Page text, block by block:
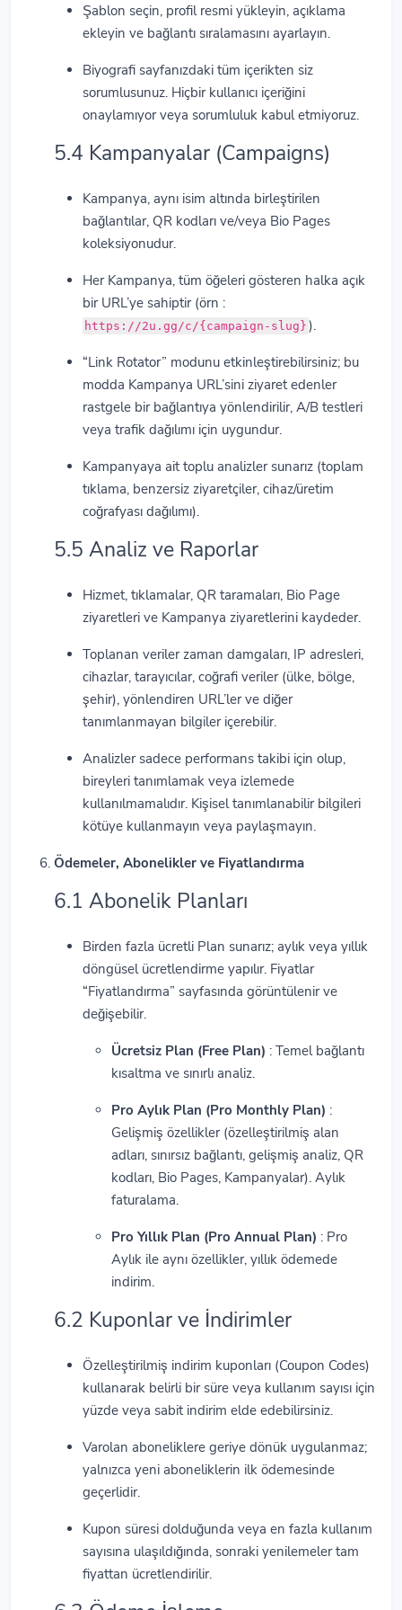
Şablon seçin, profil resmi yükleyin, açıklama
ekleyin ve bağlantı sıralamasını ayarlayın.
Biyografi sayfanızdaki tüm içerikten siz
sorumlusunuz. Hiçbir kullanıcı içeriğini
onaylamıyor veya sorumluluk kabul etmiyoruz.
5.4 Kampanyalar (Campaigns)
Kampanya, aynı isim altında birleştirilen
bağlantılar, QR kodları ve/veya Bio Pages
koleksiyonudur.
Her Kampanya, tüm öğeleri gösteren halka açık
bir URL’ye sahiptir (örn :
https://2u.gg/c/{campaign-slug} ).
“Link Rotator” modunu etkinleştirebilirsiniz; bu
modda Kampanya URL’sini ziyaret edenler
rastgele bir bağlantıya yönlendirilir, A/B testleri
veya trafik dağılımı için uygundur.
Kampanyaya ait toplu analizler sunarız (toplam
tıklama, benzersiz ziyaretçiler, cihaz/üretim
coğrafyası dağılımı).
5.5 Analiz ve Raporlar
Hizmet, tıklamalar, QR taramaları, Bio Page
ziyaretleri ve Kampanya ziyaretlerini kaydeder.
Toplanan veriler zaman damgaları, IP adresleri,
cihazlar, tarayıcılar, coğrafi veriler (ülke, bölge,
şehir), yönlendiren URL’ler ve diğer
tanımlanmayan bilgiler içerebilir.
Analizler sadece performans takibi için olup,
bireyleri tanımlamak veya izlemede
kullanılmamalıdır. Kişisel tanımlanabilir bilgileri
kötüye kullanmayın veya paylaşmayın.
Ödemeler, Abonelikler ve Fiyatlandırma
6.1 Abonelik Planları
Birden fazla ücretli Plan sunarız; aylık veya yıllık
döngüsel ücretlendirme yapılır. Fiyatlar
“Fiyatlandırma” sayfasında görüntülenir ve
değişebilir.
Ücretsiz Plan (Free Plan) : Temel bağlantı
kısaltma ve sınırlı analiz.
Pro Aylık Plan (Pro Monthly Plan) :
Gelişmiş özellikler (özelleştirilmiş alan
adları, sınırsız bağlantı, gelişmiş analiz, QR
kodları, Bio Pages, Kampanyalar). Aylık
faturalama.
Pro Yıllık Plan (Pro Annual Plan) : Pro
Aylık ile aynı özellikler, yıllık ödemede
indirim.
6.2 Kuponlar ve İndirimler
Özelleştirilmiş indirim kuponları (Coupon Codes)
kullanarak belirli bir süre veya kullanım sayısı için
yüzde veya sabit indirim elde edebilirsiniz.
Varolan aboneliklere geriye dönük uygulanmaz;
yalnızca yeni aboneliklerin ilk ödemesinde
geçerlidir.
Kupon süresi dolduğunda veya en fazla kullanım
sayısına ulaşıldığında, sonraki yenilemeler tam
fiyattan ücretlendirilir.